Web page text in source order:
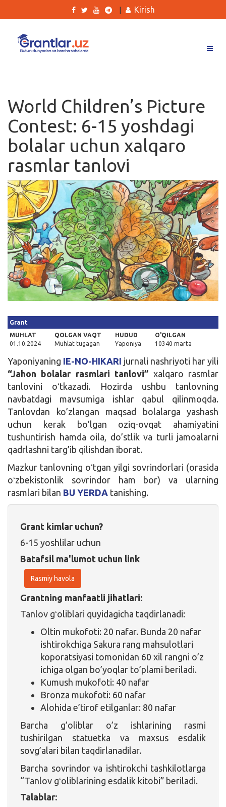
Ishlar
Kurslar
Blog
Yana
Qidirish
Kirish
Kirish
World Children’s Picture
Contest: 6-15 yoshdagi
bolalar uchun xalqaro
rasmlar tanlovi
Grant
MUHLAT
01.10.2024
QOLGAN VAQT
Muhlat tugagan
HUDUD
Yaponiya
O'QILGAN
10340 marta
Yaponiyaning IE-NO-HIKARI jurnali nashriyoti har yili
“Jahon bolalar rasmlari tanlovi” xalqaro rasmlar
tanlovini oʻtkazadi. Hozirda ushbu tanlovning
navbatdagi mavsumiga ishlar qabul qilinmoqda.
Tanlovdan ko’zlangan maqsad bolalarga yashash
uchun kerak bo’lgan oziq-ovqat ahamiyatini
tushuntirish hamda oila, do’stlik va turli jamoalarni
qadrlashni targ’ib qilishdan iborat.
Mazkur tanlovning oʻtgan yilgi sovrindorlari (orasida
oʻzbekistonlik sovrindor ham bor) va ularning
rasmlari bilan BU YERDA tanishing.
Grant kimlar uchun?
6-15 yoshlilar uchun
Batafsil ma'lumot uchun link
Rasmiy havola
Grantning manfaatli jihatlari:
Tanlov gʻoliblari quyidagicha taqdirlanadi:
Oltin mukofoti: 20 nafar. Bunda 20 nafar
ishtirokchiga Sakura rang mahsulotlari
koporatsiyasi tomonidan 60 xil rangni o’z
ichiga olgan bo’yoqlar to’plami beriladi.
Kumush mukofoti: 40 nafar
Bronza mukofoti: 60 nafar
Alohida e’tirof etilganlar: 80 nafar
Barcha g’oliblar o’z ishlarining rasmi
tushirilgan statuetka va maxsus esdalik
sovg’alari bilan taqdirlanadilar.
Barcha sovrindor va ishtirokchi tashkilotlarga
“Tanlov gʻoliblarining esdalik kitobi” beriladi.
Talablar: